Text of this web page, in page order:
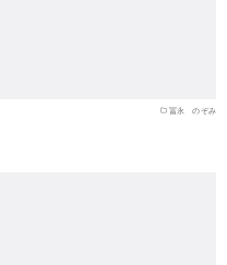
冨永 のぞみ